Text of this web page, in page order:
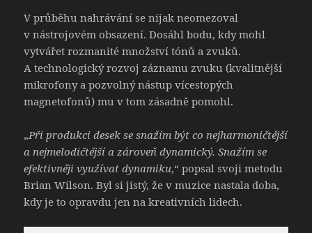
V průběhu nahrávání se nijak neomezoval
v nástrojovém obsazení. Dosáhl bodu, kdy mohl
vytvářet rozmanité množství tónů a zvuků.
A technologický rozvoj záznamu zvuku (kvalitnější
mikrofony a pozvolný nástup vícestopých
magnetofonů) mu v tom zásadně pomohl.
„Při produkci desek se snažím být co nejharmoničtější
a nejmelodičtější a zároveň dynamický. Snažím se
efektivněji využívat dynamiku,“ popsal svoji metodu
Brian Wilson. Byl si jistý, že v muzice nastala doba,
kdy je to opravdu jen na kreativních lidech.